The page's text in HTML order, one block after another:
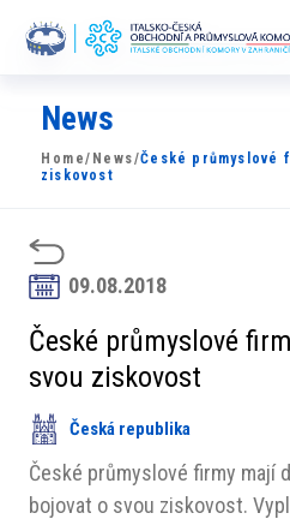
Komora
News
Rozvoj Trhu
Členové
Partneři
​​Projekty
Členská sekce
News
Home/ News/České průmyslové
ziskovost
09.08.2018
České průmyslové
svou ziskovost
Česká republika
České průmyslové firmy mají
bojovat o svou ziskovost.